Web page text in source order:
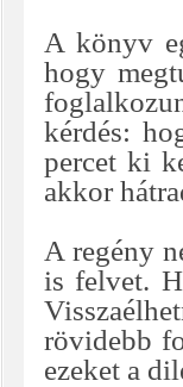
A könyv
hogy
kérdés:
percet ki
akkor
A regény
is felvet.
rövidebb
ezeket a